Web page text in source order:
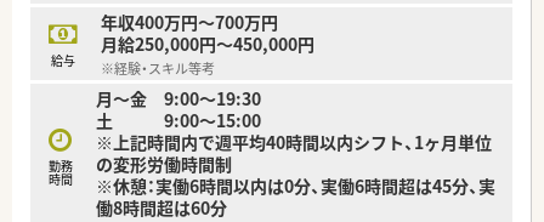
給与
年収400万円～700万円
月給250,000円～450,000円
※経験・スキル等考
勤務
時間
月～金 9:00〜19:30
土 9:00〜15:00
※上記時間内で週平均40時間以内シフト、1ヶ月単位
の変形労働時間制
※休憩：実働6時間以内は0分、実働6時間超は45分、実
働8時間超は60分